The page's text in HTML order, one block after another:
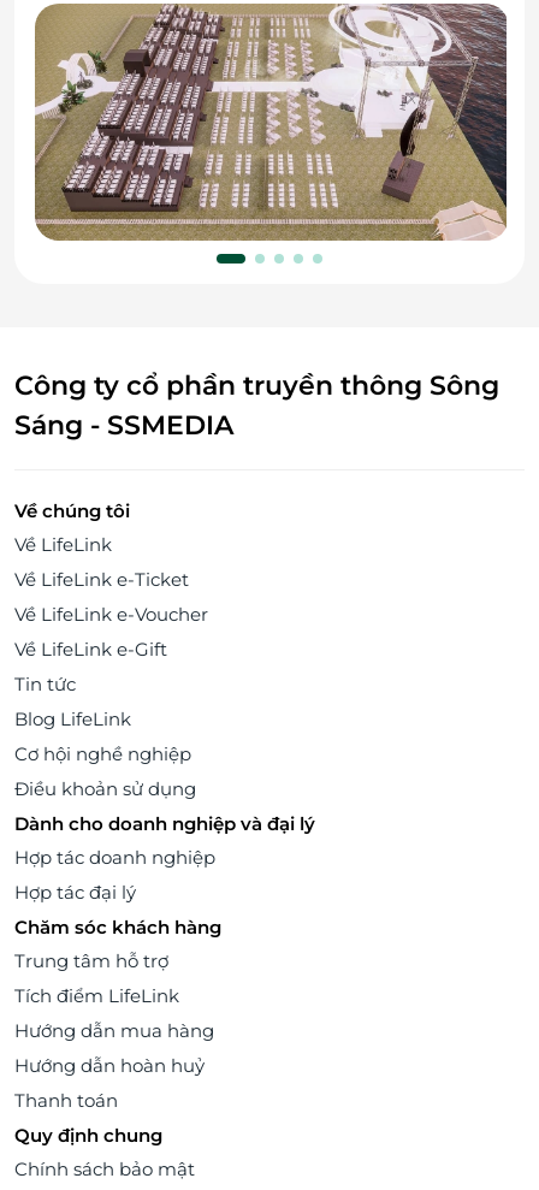
Công ty cổ phần truyền thông Sông
Sáng - SSMEDIA
Về chúng tôi
Về LifeLink
Về LifeLink e-Ticket
Về LifeLink e-Voucher
Về LifeLink e-Gift
Tin tức
Blog LifeLink
Cơ hội nghề nghiệp
Điều khoản sử dụng
Dành cho doanh nghiệp và đại lý
Hợp tác doanh nghiệp
Hợp tác đại lý
Chăm sóc khách hàng
Trung tâm hỗ trợ
Tích điểm LifeLink
Hướng dẫn mua hàng
Hướng dẫn hoàn huỷ
Thanh toán
Quy định chung
Chính sách bảo mật